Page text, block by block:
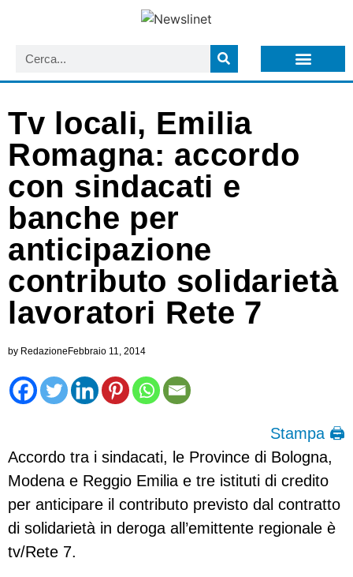
Tv locali, Emilia
Romagna: accordo
con sindacati e
banche per
anticipazione
contributo solidarietà
lavoratori Rete 7
by RedazioneFebbraio 11, 2014
Stampa 🖨
Accordo tra i sindacati, le Province di Bologna,
Modena e Reggio Emilia e tre istituti di credito
per anticipare il contributo previsto dal contratto
di solidarietà in deroga all’emittente regionale è
tv/Rete 7.